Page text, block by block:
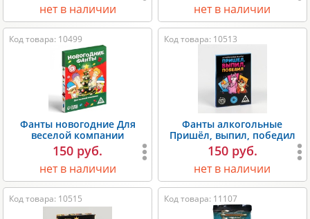
нет в наличии нет в наличии
Код товара: 10499
Фанты новогодние Для
веселой компании
150 руб.
нет в наличии
Код товара: 10513
Фанты алкогольные
Пришёл, выпил, победил
150 руб.
нет в наличии
Код товара: 10515 Код товара: 11107